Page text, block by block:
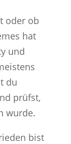
oder ob
hat
und
du
prüfst,
wurde.
bist